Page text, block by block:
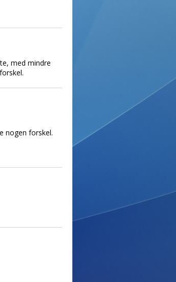
med mindre
nogen forskel.